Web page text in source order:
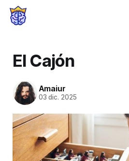
El Cajón
Amaiur
03 dic. 2025